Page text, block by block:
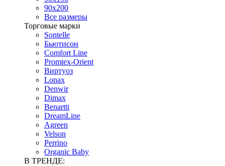
90х200
Все размеры
Торговые марки
Sontelle
Бьютисон
Comfort Line
Promtex-Orient
Виртуоз
Lonax
Denwir
Dimax
Benartti
DreamLine
Agreen
Velson
Perrino
Organic Baby
В ТРЕНДЕ: